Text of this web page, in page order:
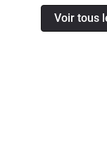
Voir tous